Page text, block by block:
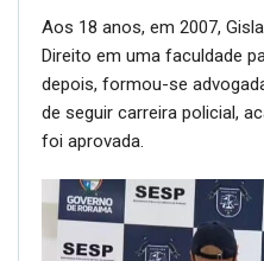
depois, formou-se
de seguir carreira policial,
foi aprovada.